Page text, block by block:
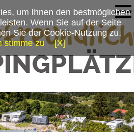
um Ihnen den bestmöglichen
Wenn Sie auf der Seite
Sie der Cookie-Nutzung zu.
stimme zu
[X]